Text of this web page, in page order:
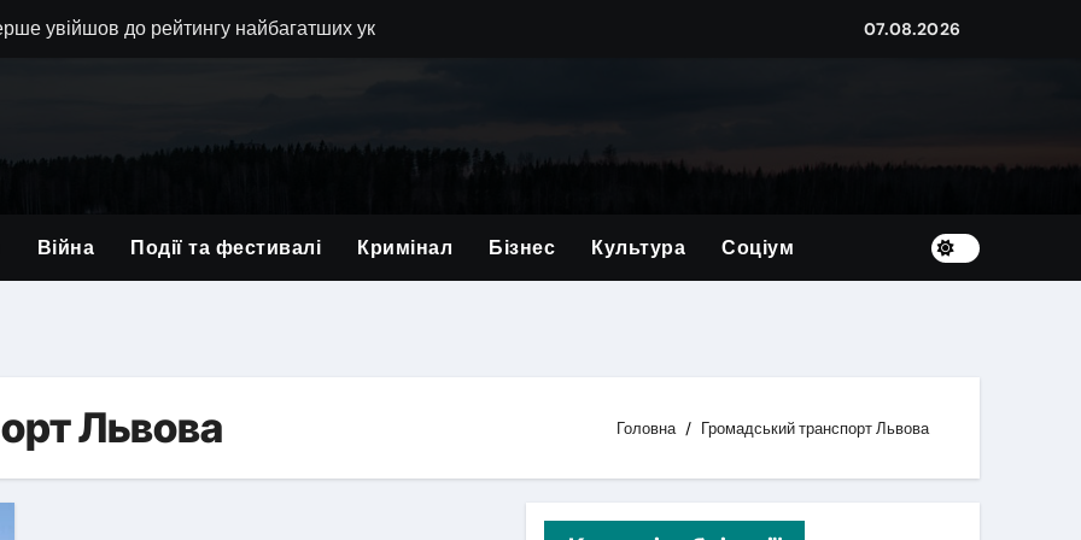
увійшов до рейтингу найбагатших українців NV
обшуки у компанії-імпортера дронів та її власника
позиції львівської 80-ї бригади і вручив нагороди військовим
— у липні зупинилося серце військового з Львівщини
Львівщині: кількість постраждалих зросла до 41, серед них — 39 дітей
07.08.2026
Війна Події та фестивалі Кримінал Бізнес Культура Соціум
Львова Головна Громадський транспорт Львова